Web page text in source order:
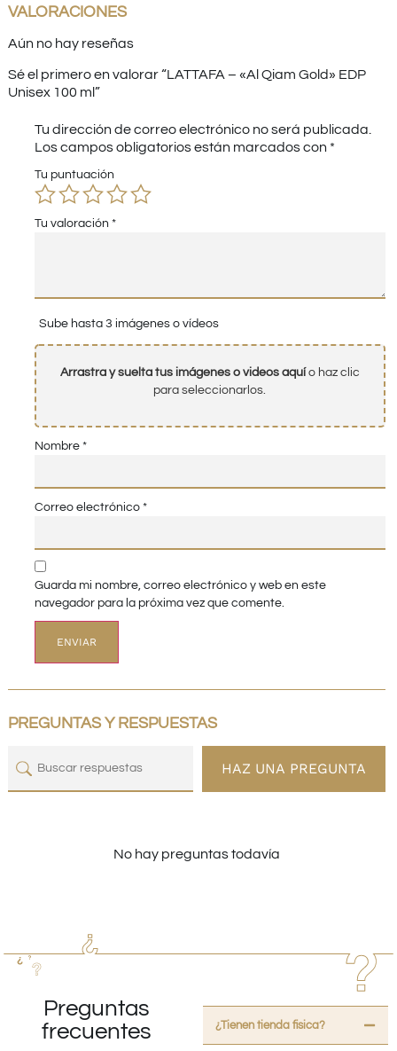
VALORACIONES
Aún no hay reseñas
Sé el primero en valorar “LATTAFA – «Al Qiam Gold» EDP
Unisex 100 ml”
Tu dirección de correo electrónico no será publicada.
Los campos obligatorios están marcados con *
Tu puntuación
Tu valoración *
Sube hasta 3 imágenes o vídeos
Arrastra y suelta tus imágenes o videos aquío haz clic
para seleccionarlos.
Nombre *
Correo electrónico *
Guarda mi nombre, correo electrónico y web en este
navegador para la próxima vez que comente.
PREGUNTAS Y RESPUESTAS
HAZ UNA PREGUNTA
No hay preguntas todavía
Preguntas
frecuentes
¿Tienen tienda fisica?